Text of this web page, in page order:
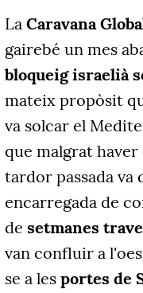
La Caravana
gairebé un mes
bloqueig israelià
mateix propòsit
va solcar el
que malgrat
tardor passada
encarregada de
de setmanes
van confluir a
se a les portes de